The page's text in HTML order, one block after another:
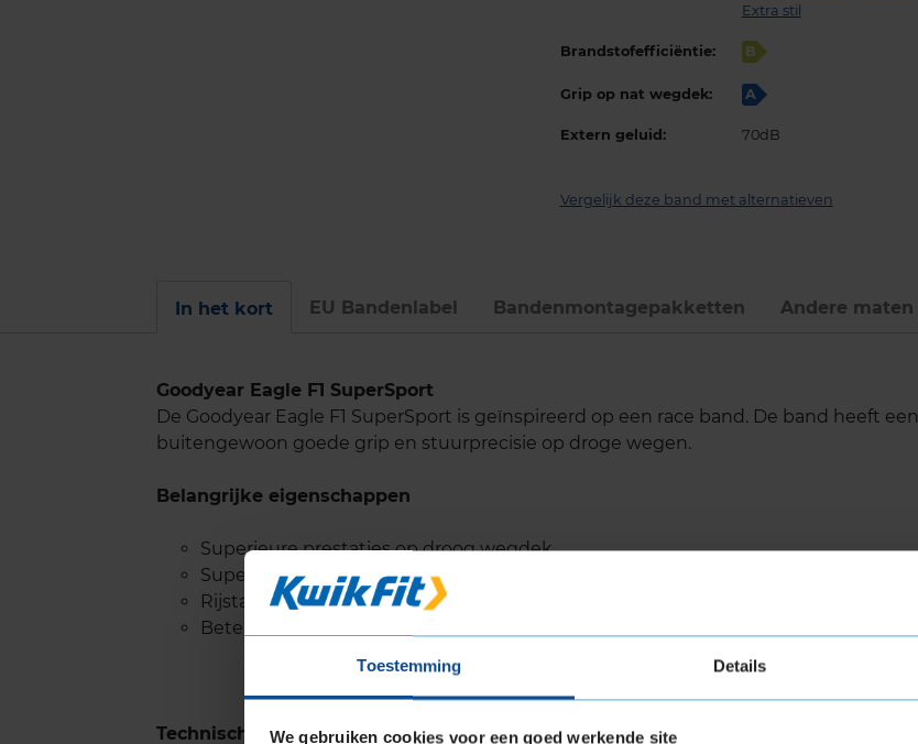
Toestemming Details
We gebruiken cookies voor een goed werkende site
Extra stil
Brandstofefficiëntie: B
Grip op nat wegdek: A
Extern geluid: 70dB
Vergelijk deze band met alternatieven
In het kort EU Bandenlabel Bandenmontage­pakketten Andere maten
Goodyear Eagle F1 SuperSport
De Goodyear Eagle F1 SuperSport is geïnspireerd op een race band. De band heeft een
buitengewoon goede grip en stuurprecisie op droge wegen.
Belangrijke eigenschappen
Superieure prestaties op droog wegdek
Superieure besturing
Rijstabiliteit, ook bij hoge snelheid
Beter nemen van bochten
Technische kenmerken en voordelen